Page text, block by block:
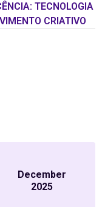
TECNOLOGIA
CRIATIVO
December
2025